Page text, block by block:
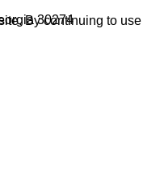
30274
By continuing to